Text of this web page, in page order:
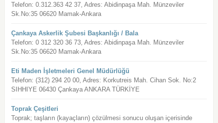
Telefon: 0.312.363 42 37, Adres: Abidinpaşa Mah. Münzeviler
Sk.No:35 06620 Mamak-Ankara
Çankaya Askerlik Şubesi Başkanlığı / Bala
Telefon: 0 312 320 36 73, Adres: Abidinpaşa Mah. Münzeviler
Sk.No:35 06620 Mamak-Ankara
Eti Maden İşletmeleri Genel Müdürlüğü
Telefon: (312) 294 20 00, Adres: Korkutreis Mah. Cihan Sok. No:2
SIHHIYE 06430 Çankaya ANKARA TÜRKİYE
Toprak Çeşitleri
Toprak; taşların (kayaçların) çözülmesi sonucu oluşan içerisinde